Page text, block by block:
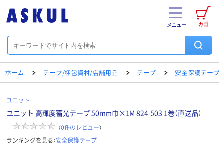
カゴ
メニュー
ホーム テープ/梱包資材/店舗用品 テープ 安全保護テープ
ユニット
ユニット 高輝度蓄光テープ 50mm巾×1M 824-503 1巻（直送品）
（0件のレビュー）
ランキングを見る：安全保護テープ